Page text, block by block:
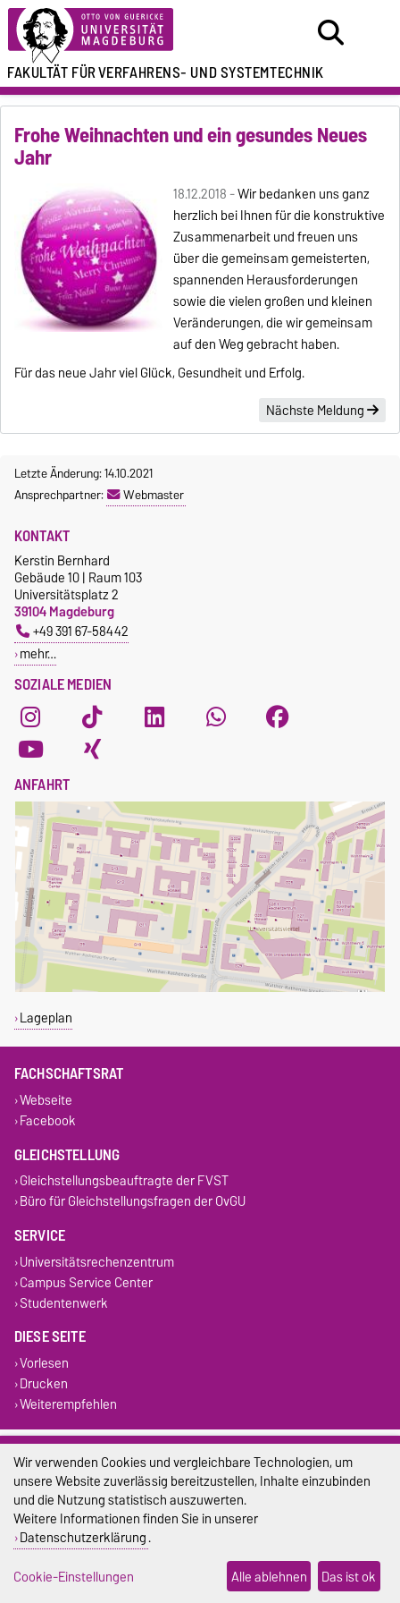
FAKULTÄT FÜRVERFAHRENS- UND SYSTEMTECHNIK
Frohe Weihnachten und ein gesundes Neues
Jahr
18.12.2018 -Wir bedanken uns ganz
herzlich bei Ihnen für die konstruktive
Zusammenarbeit und freuen uns
über die gemeinsam gemeisterten,
spannenden Herausforderungen
sowie die vielen großen und kleinen
Veränderungen, die wir gemeinsam
auf den Weg gebracht haben.
Für das neue Jahr viel Glück, Gesundheit und Erfolg.
Nächste Meldung
Letzte Änderung: 14.10.2021
Ansprechpartner:
Webmaster
SOZIALE MEDIEN
KONTAKT
Kerstin Bernhard
Gebäude 10 | Raum 103
Universitätsplatz 2
39104 Magdeburg
+49 391 67-58442
mehr…
ANFAHRT
Lageplan
FACHSCHAFTSRAT
Webseite
Facebook
GLEICHSTELLUNG
Gleichstellungsbeauftragte der FVST
Büro für Gleichstellungsfragen der OvGU
SERVICE
Universitätsrechenzentrum
Campus Service Center
Studentenwerk
DIESE SEITE
Vorlesen
Drucken
Weiterempfehlen
Impressum
Datenschutz
Barrierefreiheit
Cookie-Einstellungen
Wir verwenden Cookies und vergleichbare Technologien, um
unsere Website zuverlässig bereitzustellen, Inhalte einzubinden
und die Nutzung statistisch auszuwerten.
Weitere Informationen finden Sie in unserer
Datenschutzerklärung.
Cookie-Einstellungen
Alle ablehnen Das ist ok